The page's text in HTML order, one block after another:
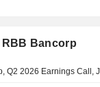
Bancorp
Q2 2026 Earnings Call,